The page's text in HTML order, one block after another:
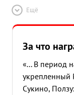
Ещё
За что
«... В период
укрепленный
Сукино,